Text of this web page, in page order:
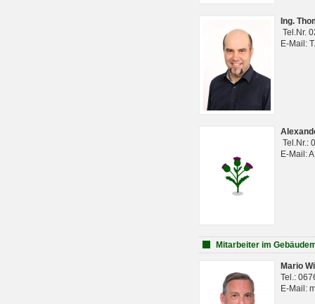
Ing.
Tel.Nr.
E-Mail:
Tel.Nr.:
E-Mail:
Mitarbeiter im
Mario
Tel.:
E-Mail: